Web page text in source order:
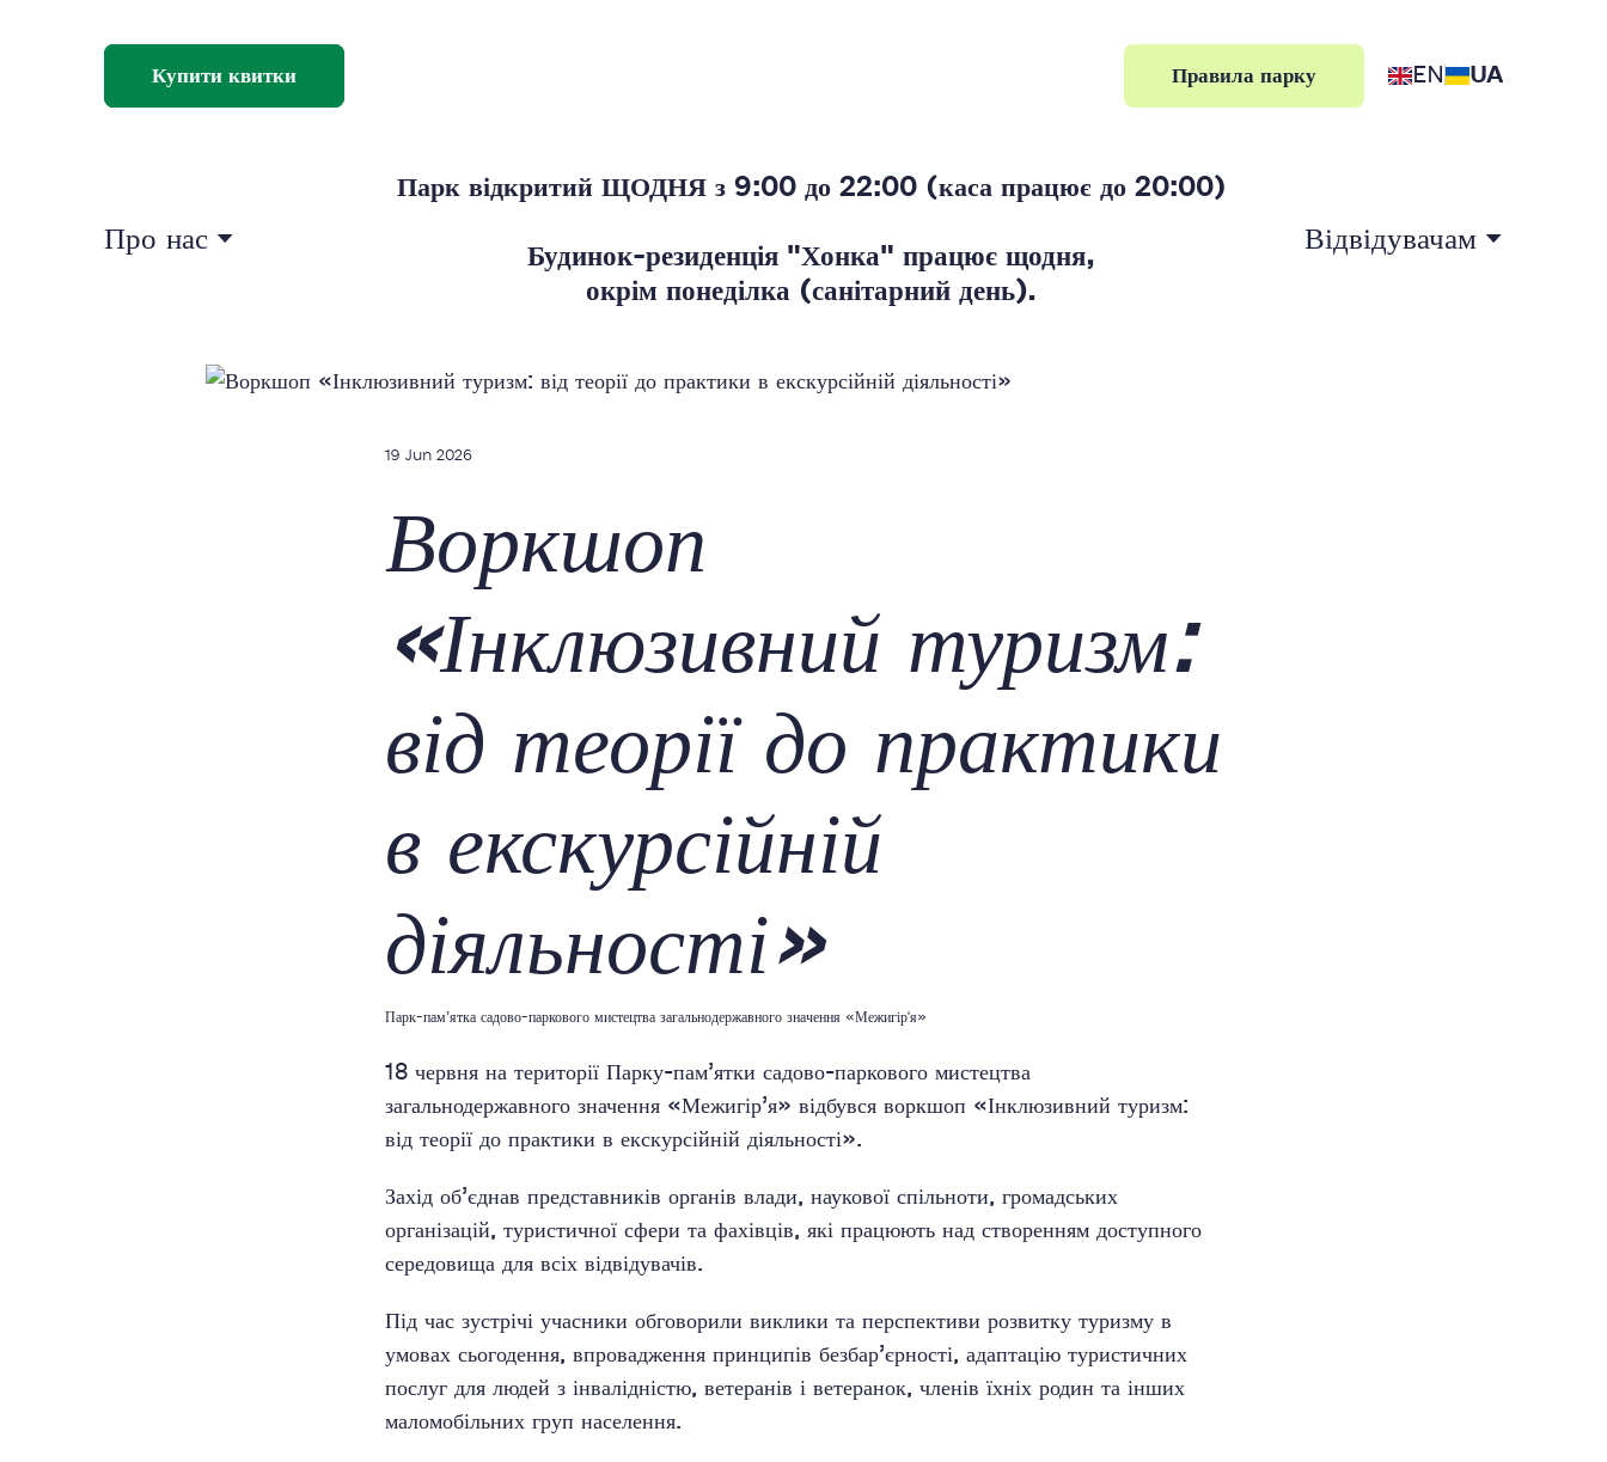
Купити квитки Правила парку EN UA
Про нас
Парк відкритий ЩОДНЯ з 9:00 до 22:00 (каса працює до 20:00)
Будинок-резиденція "Хонка" працює щодня,
окрім понеділка (санітарний день).
Відвідувачам
19 Jun 2026
Воркшоп
«Інклюзивний туризм:
від теорії до практики
в екскурсійній
діяльності»
Парк-пам’ятка садово-паркового мистецтва загальнодержавного значення «Межигір'я»
18 червня на території Парку-пам’ятки садово-паркового мистецтва
загальнодержавного значення «Межигір’я» відбувся воркшоп «Інклюзивний туризм:
від теорії до практики в екскурсійній діяльності».
Захід об’єднав представників органів влади, наукової спільноти, громадських
організацій, туристичної сфери та фахівців, які працюють над створенням доступного
середовища для всіх відвідувачів.
Під час зустрічі учасники обговорили виклики та перспективи розвитку туризму в
умовах сьогодення, впровадження принципів безбар’єрності, адаптацію туристичних
послуг для людей з інвалідністю, ветеранів і ветеранок, членів їхніх родин та інших
маломобільних груп населення.